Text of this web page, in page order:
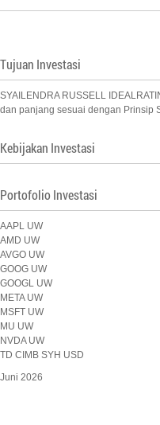
Tujuan Investasi
SYAILENDRA RUSSELL
dan panjang sesuai dengan Prinsip
Kebijakan Investasi
Portofolio Investasi
AAPL UW
AMD UW
AVGO UW
GOOG UW
GOOGL UW
META UW
MSFT UW
MU UW
NVDA UW
TD CIMB SYH USD
Juni 2026